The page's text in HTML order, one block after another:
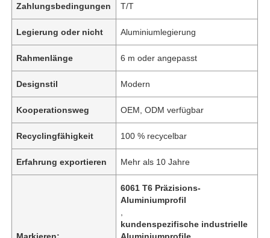
Zahlungsbedingungen T/T
Legierung oder nicht Aluminiumlegierung
Rahmenlänge 6 m oder angepasst
Designstil Modern
Kooperationsweg OEM, ODM verfügbar
Recyclingfähigkeit 100 % recycelbar
Erfahrung exportieren Mehr als 10 Jahre
Markieren:
6061 T6 Präzisions-
Aluminiumprofil
kundenspezifische industrielle
Aluminiumprofile